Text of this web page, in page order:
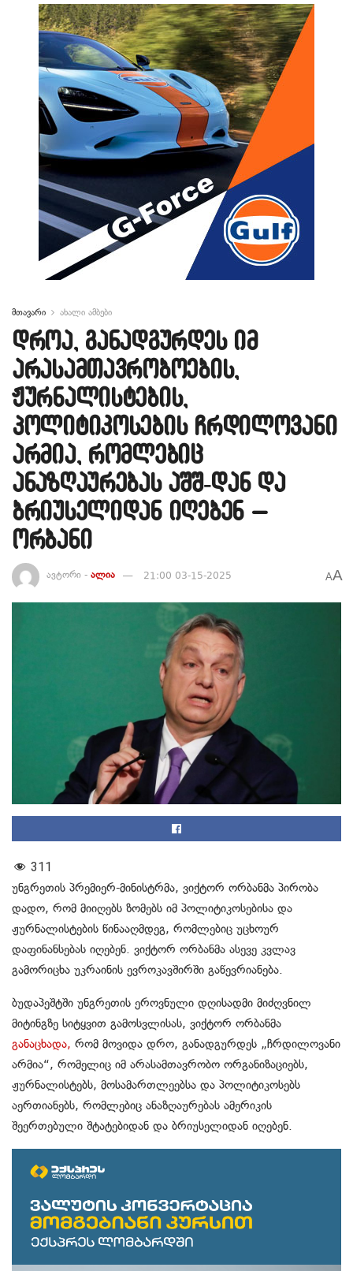
მთავარი ახალი ამბები
დროა, განადგურდეს იმ
არასამთავრობოების,
ჟურნალისტების,
პოლიტიკოსების ჩრდილოვანი
არმია, რომლებიც
ანაზღაურებას აშშ-დან და
ბრიუსელიდან იღებენ –
ორბანი
ავტორი - ალია 21:00 03-15-2025 AA
311
უნგრეთის პრემიერ-მინისტრმა, ვიქტორ ორბანმა პირობა
დადო, რომ მიიღებს ზომებს იმ პოლიტიკოსებისა და
ჟურნალისტების წინააღმდეგ, რომლებიც უცხოურ
დაფინანსებას იღებენ. ვიქტორ ორბანმა ასევე კვლავ
გამორიცხა უკრაინის ევროკავშირში გაწევრიანება.
ბუდაპეშტში უნგრეთის ეროვნული დღისადმი მიძღვნილ
მიტინგზე სიტყვით გამოსვლისას, ვიქტორ ორბანმა
განაცხადა, რომ მოვიდა დრო, განადგურდეს „ჩრდილოვანი
არმია“, რომელიც იმ არასამთავრობო ორგანიზაციებს,
ჟურნალისტებს, მოსამართლეებსა და პოლიტიკოსებს
აერთიანებს, რომლებიც ანაზღაურებას ამერიკის
შეერთებული შტატებიდან და ბრიუსელიდან იღებენ.